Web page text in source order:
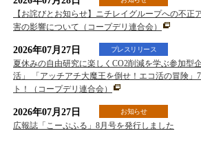
【お詫びとお知らせ】ニチレイグループへの不正
害の影響について（コープデリ連合会）
2026年07月27日 プレスリリース
夏休みの自由研究に楽しくCO2削減を学ぶ参加型
活」 「アッチアチ大魔王を倒せ！エコ活の冒険」
ト！（コープデリ連合会）
2026年07月27日 お知らせ
広報誌「こーぷふる」8月号を発行しました